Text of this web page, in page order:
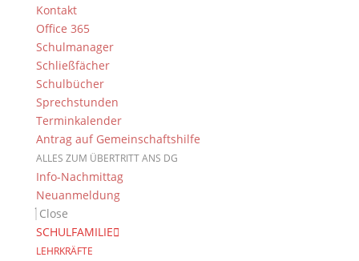
Kontakt
Office 365
Schulmanager
Schließfächer
Schulbücher
Sprechstunden
Terminkalender
Antrag auf Gemeinschaftshilfe
ALLES ZUM ÜBERTRITT ANS DG
Info-Nachmittag
Neuanmeldung
Close
SCHULFAMILIE
LEHRKRÄFTE
Das DG
Dientzenhofer-Gymnasium Bamberg
Feldkirchenstr. 20-22
96052 Bamberg
Tel.: +49 (0) 951 93 23 90
Fax.: +49 (0) 951 93 23 92 0
E-Mail:dg@stadt.bamberg.de